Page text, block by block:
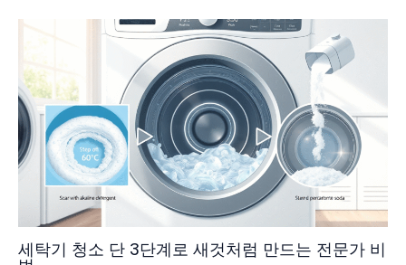
세탁기 청소 단 3단계로 새것처럼 만드는 전문가 비